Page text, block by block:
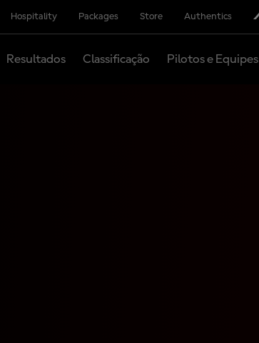
Hospitality Packages Store Authentics
Resultados Classificação Pilotos e Equipes